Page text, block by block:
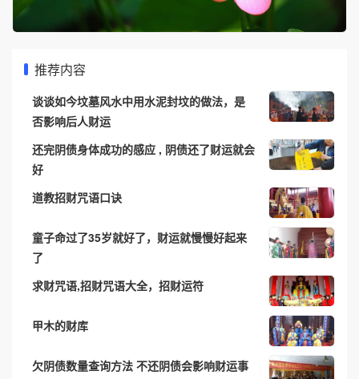
推荐内容
谈谈如今坟墓风水中用水泥封坟的做法，是
否影响后人财运
还完阴债身体成功的感应 , 阴债还了财运就会
好
道教招财咒语口诀
童子命过了35岁就好了，财运就慢慢好起来
了
求财咒语,招财咒语大全，招财运符
甲木的财库
欠阴债数量查询方法 不还阴债会影响财运事